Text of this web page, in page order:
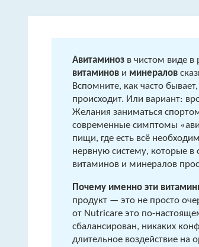
Авитаминоз в чистом виде в
витаминов и минералов
Вспомните, как часто
происходит. Или вариант:
Желания заниматься
современные симптомы
пищи, где есть всё
нервную систему, которые
витаминов и минералов
Почему именно эти
продукт — это не просто
от Nutricare это по-
сбалансирован, никаких
длительное воздействие на